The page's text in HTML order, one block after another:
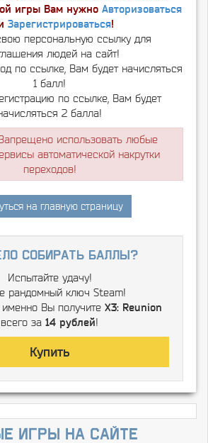
игры Вам нужно Авторизоваться
Зарегистрироваться!
персональную ссылку для
людей на сайт!
по ссылке, Вам будет начисляться
1 балл!
по ссылке, Вам будет
2 балла!
использовать любые
автоматической накрутки
переходов!
на главную страницу
собирать баллы?
Испытайте удачу!
рандомный ключ Steam!
Вы получите X3: Reunion
всего за 14 рублей!
Купить
игры на сайте